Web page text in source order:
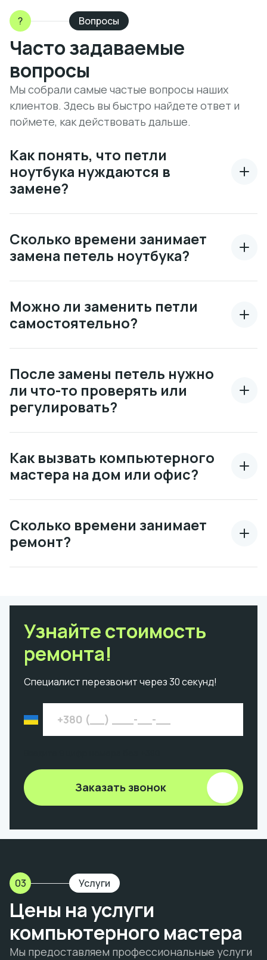
? Вопросы
Часто задаваемые
вопросы
Мы собрали самые частые вопросы наших
клиентов. Здесь вы быстро найдете ответ и
поймете, как действовать дальше.
Как понять, что петли
ноутбука нуждаются в
замене?
Сколько времени занимает
замена петель ноутбука?
Можно ли заменить петли
самостоятельно?
После замены петель нужно
ли что-то проверять или
регулировать?
Как вызвать компьютерного
мастера на дом или офис?
Сколько времени занимает
ремонт?
Узнайте стоимость
ремонта!
Специалист перезвонит через 30 секунд!
Заказать звонок
03 Услуги
Цены на услуги
компьютерного мастера
Мы предоставляем профессиональные услуги